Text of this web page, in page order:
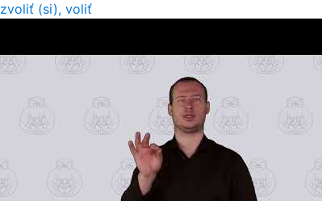
zvoliť (si), voliť